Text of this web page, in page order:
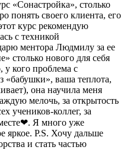
«Сонастройка», столько
понять своего клиента, его
курс рекомендую
с техникой
ментора Людмилу за ее
столько нового для себя
у кого проблема с
«бабушки», ваша теплота,
она научила меня
мелочь, за открытость
учеников-коллег, за
Я много уже
яркое. P.S. Хочу дальше
и стать частью